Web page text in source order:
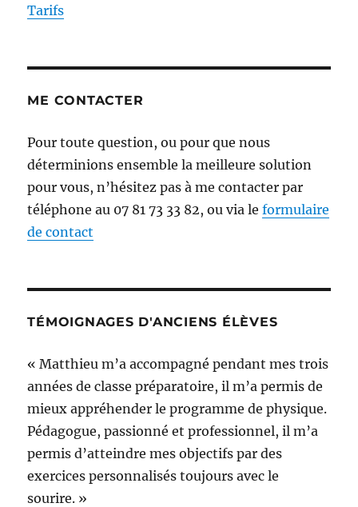
Tarifs
ME CONTACTER
Pour toute question, ou pour que nous
déterminions ensemble la meilleure solution
pour vous, n’hésitez pas à me contacter par
téléphone au 07 81 73 33 82, ou via leformulaire
de contact
TÉMOIGNAGES D'ANCIENS ÉLÈVES
« Matthieu m’a accompagné pendant mes trois
années de classe préparatoire, il m’a permis de
mieux appréhender le programme de physique.
Pédagogue, passionné et professionnel, il m’a
permis d’atteindre mes objectifs par des
exercices personnalisés toujours avec le
sourire. »